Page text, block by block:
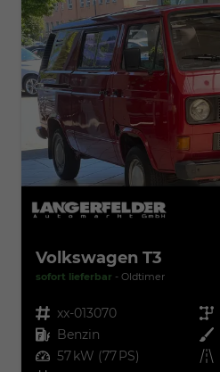
Volkswagen T3
sofort lieferbar Oldtimer
Fahrzeugnr. xx-013070 Getriebe
Kraftstoff Benzin Außenfarbe
Leistung 57 kW (77 PS) Kilometerstand